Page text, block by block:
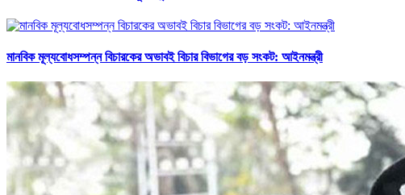
মানবিক মূল্যবোধসম্পন্ন বিচারকের অভাবই বিচার বিভাগের বড় সংকট: আইনমন্ত্রী